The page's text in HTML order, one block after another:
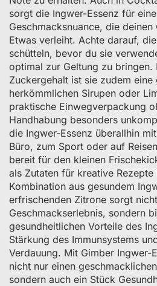
sorgt die Ingwer-Essenz für
Geschmacksnuance, die
Etwas verleiht. Achte darauf,
schütteln, bevor du sie
optimal zur Geltung zu bringen.
Zuckergehalt ist sie zudem
herkömmlichen Sirupen oder
praktische Einwegverpackung
Handhabung besonders
die Ingwer-Essenz überallhin
Büro, zum Sport oder auf
bereit für den kleinen
als Zutaten für kreative
Kombination aus gesundem
erfrischenden Zitrone sorgt
Geschmackserlebnis, sondern
gesundheitlichen Vorteile des
Stärkung des Immunsystems
Verdauung. Mit Gimber Ingwer-
nicht nur einen
sondern auch ein Stück